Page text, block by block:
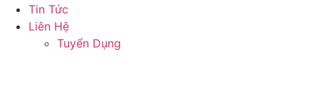
Tin Tức
Liên Hệ
Tuyển Dụng